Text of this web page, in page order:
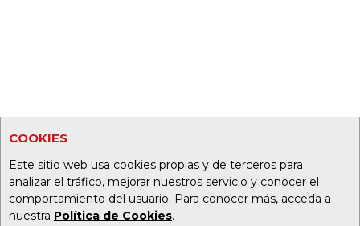
COOKIES
Este sitio web usa cookies propias y de terceros para
analizar el tráfico, mejorar nuestros servicio y conocer el
comportamiento del usuario. Para conocer más, acceda a
nuestra Política de Cookies.